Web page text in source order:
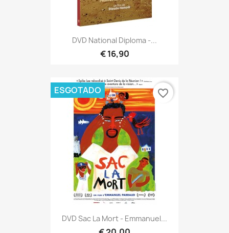
DVD National Diploma -...
€ 16,90
DVD Sac La Mort - Emmanuel...
ESGOTADO favorite_border